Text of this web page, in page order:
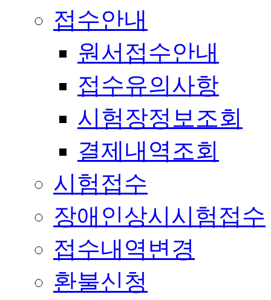
접수안내
원서접수안내
접수유의사항
시험장정보조회
결제내역조회
시험접수
장애인상시시험접수
접수내역변경
환불신청